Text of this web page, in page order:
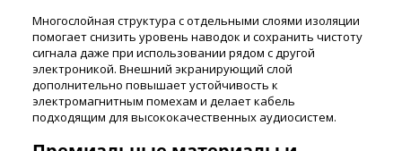
Многослойная структура с отдельными слоями изоляции
помогает снизить уровень наводок и сохранить чистоту
сигнала даже при использовании рядом с другой
электроникой. Внешний экранирующий слой
дополнительно повышает устойчивость к
электромагнитным помехам и делает кабель
подходящим для высококачественных аудиосистем.